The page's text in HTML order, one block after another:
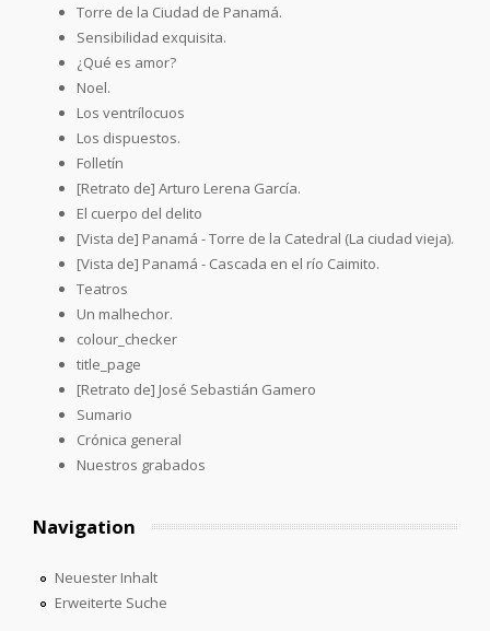
Torre de la Ciudad de Panamá.
Sensibilidad exquisita.
¿Qué es amor?
Noel.
Los ventrílocuos
Los dispuestos.
Folletín
[Retrato de] Arturo Lerena García.
El cuerpo del delito
[Vista de] Panamá - Torre de la Catedral (La ciudad vieja).
[Vista de] Panamá - Cascada en el río Caimito.
Teatros
Un malhechor.
colour_checker
title_page
[Retrato de] José Sebastián Gamero
Sumario
Crónica general
Nuestros grabados
Navigation
Neuester Inhalt
Erweiterte Suche